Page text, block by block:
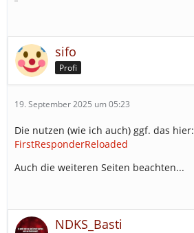
sifo
Profi
19. September 2025 um 05:23
Die nutzen (wie ich auch) ggf. das hier:
FirstResponderReloaded
Auch die weiteren Seiten beachten...
NDKS_Basti